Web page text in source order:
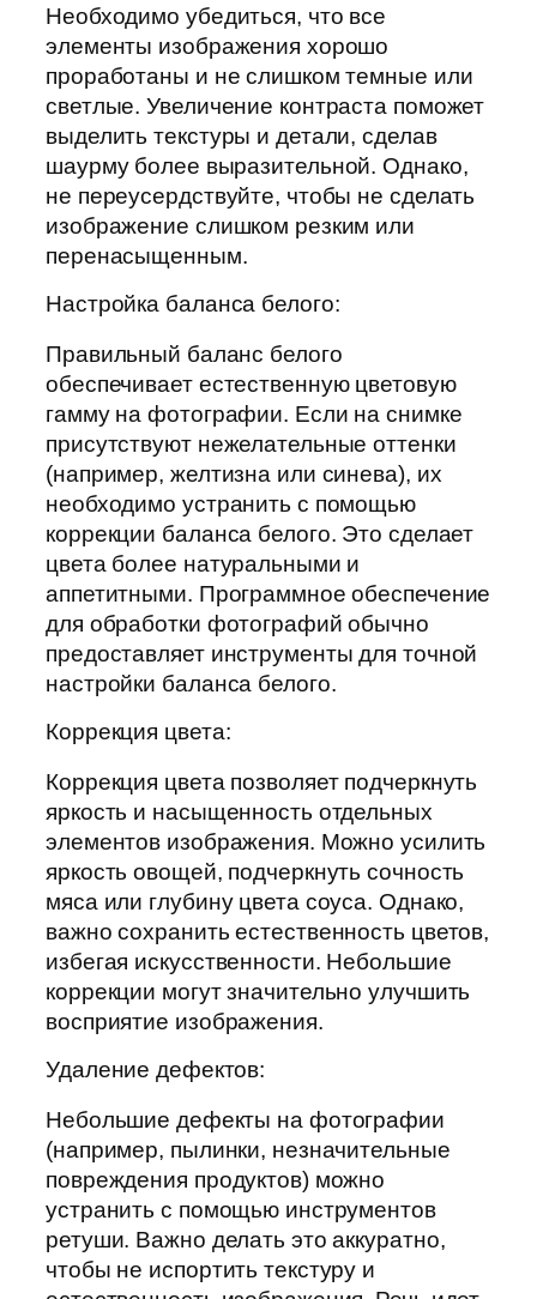
Необходимо убедиться, что все
элементы изображения хорошо
проработаны и не слишком темные или
светлые. Увеличение контраста поможет
выделить текстуры и детали, сделав
шаурму более выразительной. Однако,
не переусердствуйте, чтобы не сделать
изображение слишком резким или
перенасыщенным.
Настройка баланса белого:
Правильный баланс белого
обеспечивает естественную цветовую
гамму на фотографии. Если на снимке
присутствуют нежелательные оттенки
(например, желтизна или синева), их
необходимо устранить с помощью
коррекции баланса белого. Это сделает
цвета более натуральными и
аппетитными. Программное обеспечение
для обработки фотографий обычно
предоставляет инструменты для точной
настройки баланса белого.
Коррекция цвета:
Коррекция цвета позволяет подчеркнуть
яркость и насыщенность отдельных
элементов изображения. Можно усилить
яркость овощей, подчеркнуть сочность
мяса или глубину цвета соуса. Однако,
важно сохранить естественность цветов,
избегая искусственности. Небольшие
коррекции могут значительно улучшить
восприятие изображения.
Удаление дефектов:
Небольшие дефекты на фотографии
(например, пылинки, незначительные
повреждения продуктов) можно
устранить с помощью инструментов
ретуши. Важно делать это аккуратно,
чтобы не испортить текстуру и